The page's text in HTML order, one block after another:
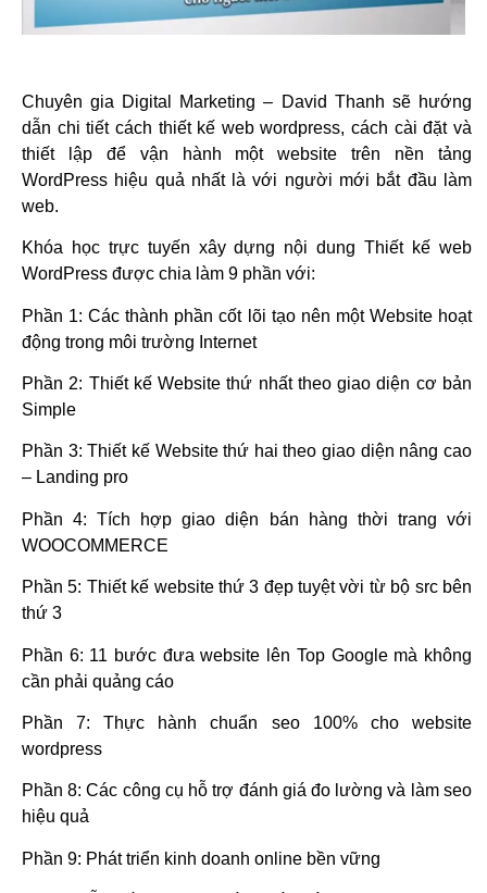
Chuyên gia Digital Marketing – David Thanh sẽ hướng
dẫn chi tiết cách thiết kế web wordpress, cách cài đặt và
thiết lập để vận hành một website trên nền tảng
WordPress hiệu quả nhất là với người mới bắt đầu làm
web.
Khóa học trực tuyến xây dựng nội dung Thiết kế web
WordPress được chia làm 9 phần với:
Phần 1: Các thành phần cốt lõi tạo nên một Website hoạt
động trong môi trường Internet
Phần 2: Thiết kế Website thứ nhất theo giao diện cơ bản
Simple
Phần 3: Thiết kế Website thứ hai theo giao diện nâng cao
– Landing pro
Phần 4: Tích hợp giao diện bán hàng thời trang với
WOOCOMMERCE
Phần 5: Thiết kế website thứ 3 đẹp tuyệt vời từ bộ src bên
thứ 3
Phần 6: 11 bước đưa website lên Top Google mà không
cần phải quảng cáo
Phần 7: Thực hành chuẩn seo 100% cho website
wordpress
Phần 8: Các công cụ hỗ trợ đánh giá đo lường và làm seo
hiệu quả
Phần 9: Phát triển kinh doanh online bền vững